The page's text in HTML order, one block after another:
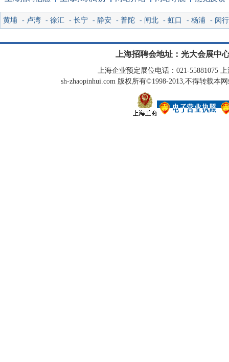
黄埔 - 卢湾 - 徐汇 - 长宁 - 静安 - 普陀 - 闸北 - 虹口 - 杨浦 - 闵行
上海招聘会地址：光大会展中
上海企业预定展位电话：021-55881075
sh-zhaopinhui.com 版权所有©1998-2013,不得转载本